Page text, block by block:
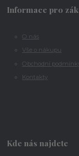
Informace pro
O nás
Vše o nákupu
Obchodní
Kontakty
Kde nás najdete